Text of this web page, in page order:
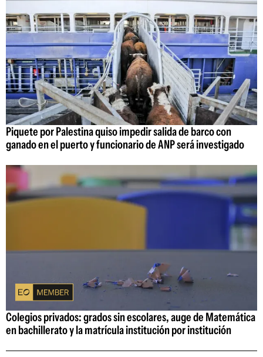
Piquete por Palestina quiso impedir salida de barco con
ganado en el puerto y funcionario de ANP será investigado
Colegios privados: grados sin escolares, auge de Matemática
en bachillerato y la matrícula institución por institución